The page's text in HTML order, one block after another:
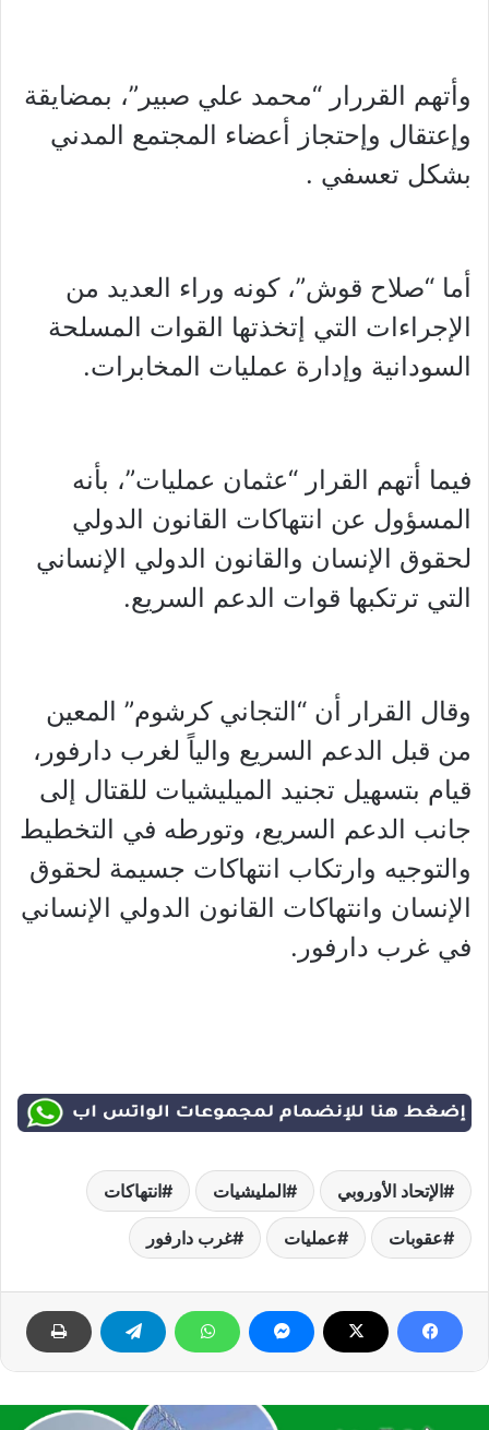
وأتهم القررار “محمد علي صبير”، بمضايقة
وإعتقال وإحتجاز أعضاء المجتمع المدني
بشكل تعسفي .
أما “صلاح قوش”، كونه وراء العديد من
الإجراءات التي إتخذتها القوات المسلحة
السودانية وإدارة عمليات المخابرات.
فيما أتهم القرار “عثمان عمليات”، بأنه
المسؤول عن انتهاكات القانون الدولي
لحقوق الإنسان والقانون الدولي الإنساني
التي ترتكبها قوات الدعم السريع.
وقال القرار أن “التجاني كرشوم” المعين
من قبل الدعم السريع والياً لغرب دارفور،
قيام بتسهيل تجنيد الميليشيات للقتال إلى
جانب الدعم السريع، وتورطه في التخطيط
والتوجيه وارتكاب انتهاكات جسيمة لحقوق
الإنسان وانتهاكات القانون الدولي الإنساني
في غرب دارفور.
الإتحاد الأوروبي المليشيات انتهاكات
عقوبات عمليات غرب دارفور